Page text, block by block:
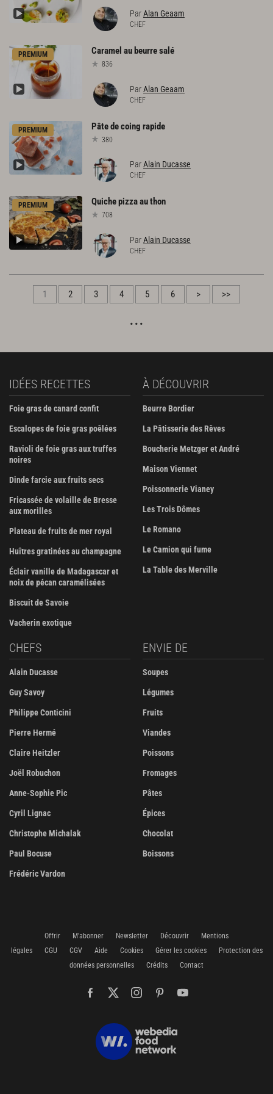
ParAlan Geaam
CHEF
PREMIUM Caramel au beurresalé
836
ParAlan Geaam
CHEF
PREMIUM Pâtedecoing rapide
380
ParAlain Ducasse
CHEF
PREMIUM Quichepizzaauthon
708
ParAlain Ducasse
CHEF
1 2 3 4 5 6 > >>
IDÉES RECETTES
Foie gras de canard confit
Escalopes de foie gras poêlées
Ravioli de foie gras aux truffes
noires
Dinde farcie aux fruits secs
Fricassée de volaille de Bresse
aux morilles
Plateau de fruits de mer royal
Huîtres gratinées au champagne
Éclair vanille de Madagascar et
noix de pécan caramélisées
Biscuit de Savoie
Vacherin exotique
À DÉCOUVRIR
Beurre Bordier
La Pâtisserie des Rêves
Boucherie Metzger et André
Maison Viennet
Poissonnerie Vianey
Les Trois Dômes
Le Romano
Le Camion qui fume
La Table des Merville
CHEFS
Alain Ducasse
Guy Savoy
Philippe Conticini
Pierre Hermé
Claire Heitzler
Joël Robuchon
Anne-Sophie Pic
Cyril Lignac
Christophe Michalak
Paul Bocuse
Frédéric Vardon
ENVIE DE
Soupes
Légumes
Fruits
Viandes
Poissons
Fromages
Pâtes
Épices
Chocolat
Boissons
Offrir M'abonner Newsletter Découvrir
Mentions
légales
CGU CGV Aide Cookies Gérer les cookies
Protection des
données personnelles
Crédits Contact